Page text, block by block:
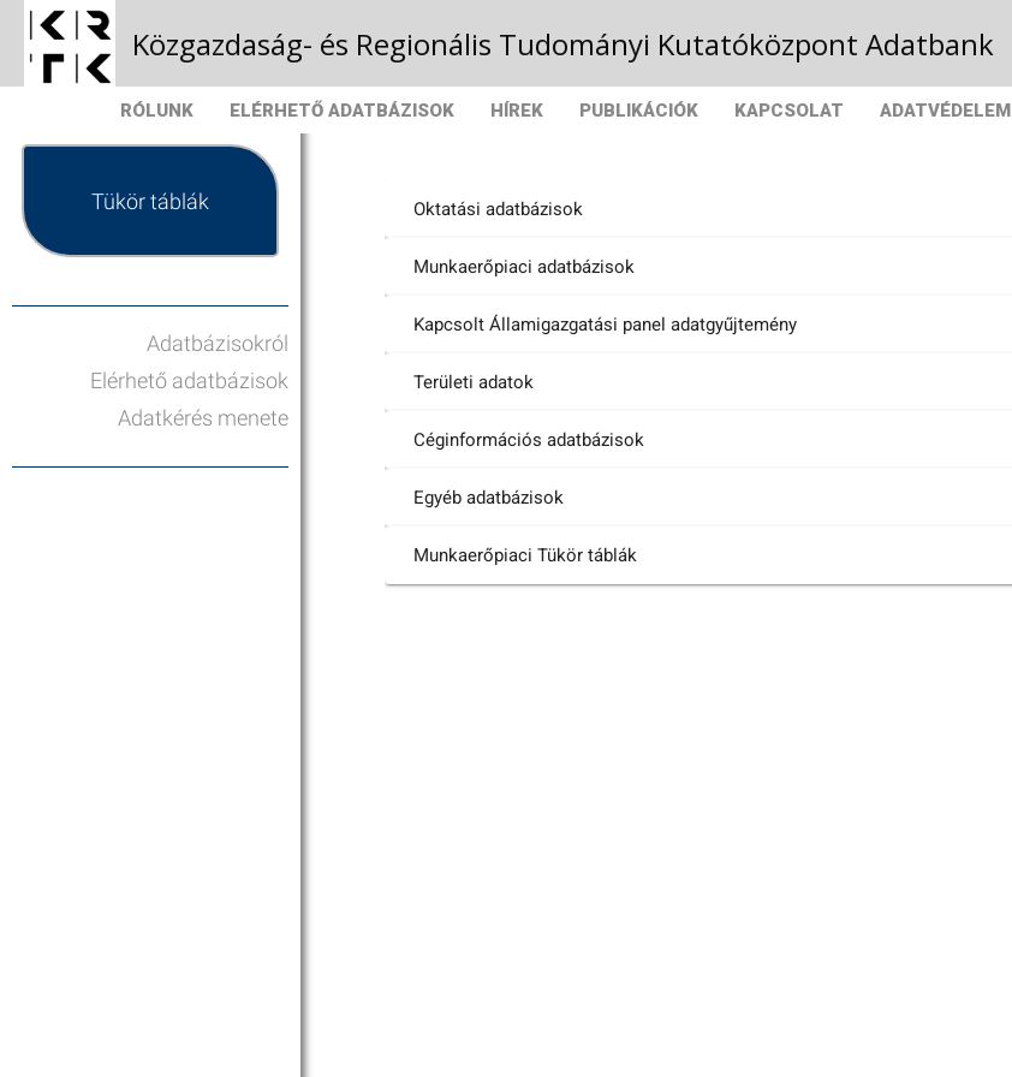
Közgazdaság- és Regionális Tudományi Kutatóközpont Adatbank
RÓLUNK ELÉRHETŐ ADATBÁZISOK HÍREK PUBLIKÁCIÓK KAPCSOLAT ADATVÉDELEM
Tükör táblák
Adatbázisokról
Elérhető adatbázisok
Adatkérés menete
Oktatási adatbázisok
Munkaerőpiaci adatbázisok
Kapcsolt Államigazgatási panel adatgyűjtemény
Területi adatok
Céginformációs adatbázisok
Egyéb adatbázisok
Munkaerőpiaci Tükör táblák